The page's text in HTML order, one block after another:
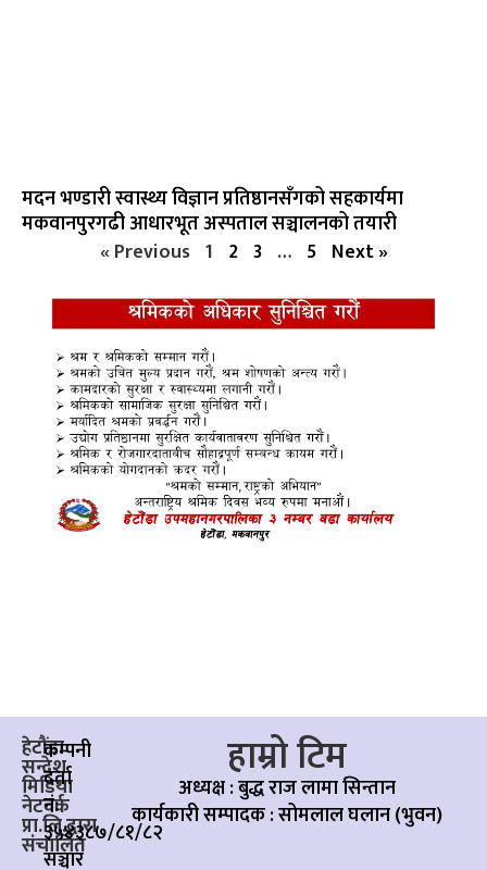
मदन भण्डारी स्वास्थ्य विज्ञान प्रतिष्ठानसँगको सहकार्यमा
मकवानपुरगढी आधारभूत अस्पताल सञ्चालनको तयारी
« Previous 1 2 3 … 5 Next »
हेटौंडा
सन्देश
मिडिया
नेटवर्क
प्रा.लि.द्वारा
संचालित
कम्पनी
दर्ता
नं:
३५४३८७/८१/८२
सञ्चार
हाम्रो टिम
अध्यक्ष : बुद्ध राज लामा सिन्तान
कार्यकारी सम्पादक :सोमलाल घलान (भुवन)